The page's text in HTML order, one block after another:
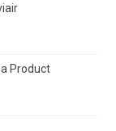
Product